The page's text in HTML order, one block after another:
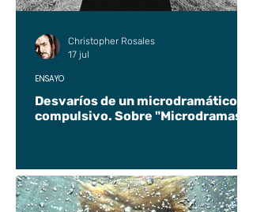
Desvaríos de un microdramático
compulsivo. Sobre "Microdramas".
ENSAYO
Christopher Rosales
17 jul